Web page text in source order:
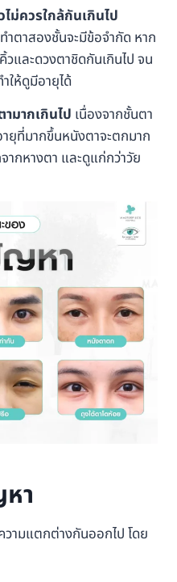
ไม่ควรใกล้กันเกินไป
ำตาสองชั้นจะมีข้อจำกัด หาก
และดวงตาชิดกันเกินไป จน
ให้ดูมีอายุได้
มากเกินไป เนื่องจากชั้นตา
ยุที่มากขึ้นหนังตาจะตกมาก
ากหางตา และดูแก่กว่าวัย
า
ามแตกต่างกันออกไป โดย